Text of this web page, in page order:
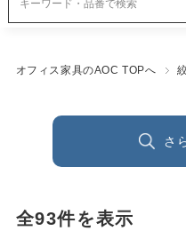
オフィス家具のAOC TOPへ
さ
全93件を表示